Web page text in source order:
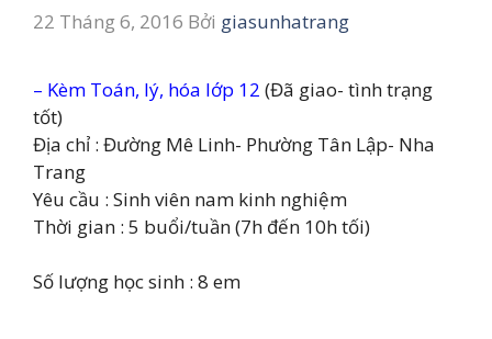
22 Tháng 6, 2016 Bởi giasunhatrang
– Kèm Toán, lý, hóa lớp 12 (Đã giao- tình trạng
tốt)
Địa chỉ : Đường Mê Linh- Phường Tân Lập- Nha
Trang
Yêu cầu : Sinh viên nam kinh nghiệm
Thời gian : 5 buổi/tuần (7h đến 10h tối)
Số lượng học sinh : 8 em